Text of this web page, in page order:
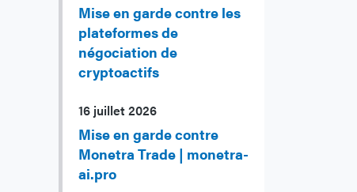
Mise en garde contre les
plateformes de
négociation de
cryptoactifs
16 juillet 2026
Mise en garde contre
Monetra Trade | monetra-
ai.pro